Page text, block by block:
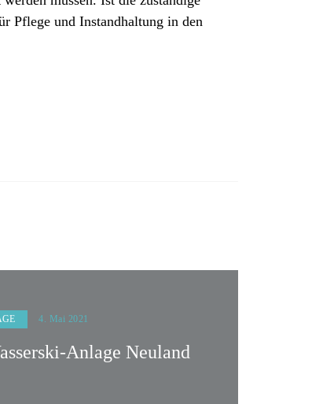
Pflege und Instandhaltung in den
4. Mai 2021
Anlage Neuland